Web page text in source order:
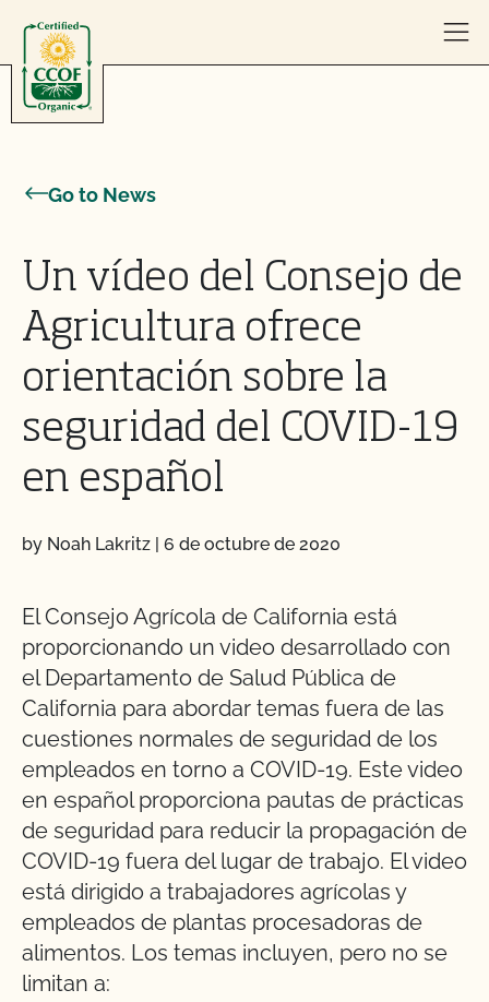
Go to News
Un vídeo del Consejo de
Agricultura ofrece
orientación sobre la
seguridad del COVID-19
en español
by Noah Lakritz | 6 de octubre de 2020
El Consejo Agrícola de California está
proporcionando un video desarrollado con
el Departamento de Salud Pública de
California para abordar temas fuera de las
cuestiones normales de seguridad de los
empleados en torno a COVID-19. Este video
en español proporciona pautas de prácticas
de seguridad para reducir la propagación de
COVID-19 fuera del lugar de trabajo. El video
está dirigido a trabajadores agrícolas y
empleados de plantas procesadoras de
alimentos. Los temas incluyen, pero no se
limitan a: